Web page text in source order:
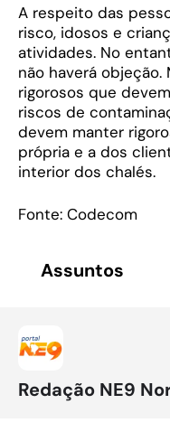
A respeito das
risco, idosos e
atividades. No
não haverá objeção.
rigorosos que
riscos de
devem manter
própria e a dos
interior dos chalés.
Fonte: Codecom
Assuntos
Redação NE9